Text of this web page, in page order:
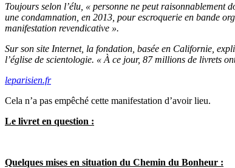
Toujours selon l’élu, « personne ne peut raisonnablement
une condamnation, en 2013, pour escroquerie en bande
manifestation revendicative ».
Sur son site Internet, la fondation, basée en Californie,
l’église de scientologie. « À ce jour, 87 millions de livrets
leparisien.fr
Cela n’a pas empêché cette manifestation d’avoir lieu.
Le livret en question :
Quelques mises en situation du Chemin du Bonheur :